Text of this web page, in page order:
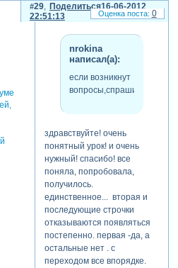
Поделиться
29
16-06-2012
22:51:13
nrokina
написал(а):
если возникнут
вопросы,спрашивайте.
здравствуйте! очень
понятный урок! и очень
нужный! спасибо! все
поняла, попробовала,
получилось.
единственное... вторая и
последующие строчки
отказываются появляться
постепенно. первая -да, а
остальные нет . с
переходом все впорядке.
0